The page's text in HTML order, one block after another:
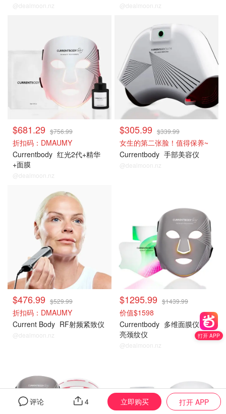
@dealmoon.nz @dealmoon.nz
$681.29 $756.99
折扣码：DMAUMY
Currentbody 红光2代+精华
+面膜
@dealmoon.nz
$305.99 $339.99
女生的第二张脸！值得保养~
Currentbody 手部美容仪
@dealmoon.nz
$476.99 $529.99
折扣码：DMAUMY
Current Body RF射频紧致仪
@dealmoon.nz
$1295.99 $1439.99
价值$1598
Currentbody 多维面膜仪+焕
亮颈纹仪
@dealmoon.nz
打开 APP
评论 4 立即购买 打开 APP